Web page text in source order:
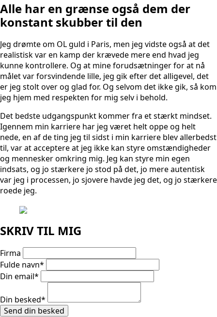
Alle har en grænse også dem der
konstant skubber til den
Jeg drømte om OL guld i Paris, men jeg vidste også at det
realistisk var en kamp der krævede mere end hvad jeg
kunne kontrollere. Og at mine forudsætninger for at nå
målet var forsvindende lille, jeg gik efter det alligevel, det
er jeg stolt over og glad for. Og selvom det ikke gik, så kom
jeg hjem med respekten for mig selv i behold.
Det bedste udgangspunkt kommer fra et stærkt mindset.
Igennem min karriere har jeg været helt oppe og helt
nede, en af de ting jeg til sidst i min karriere blev allerbedst
til, var at acceptere at jeg ikke kan styre omstændigheder
og mennesker omkring mig. Jeg kan styre min egen
indsats, og jo stærkere jo stod på det, jo mere autentisk
var jeg i processen, jo sjovere havde jeg det, og jo stærkere
roede jeg.
SKRIV TIL MIG
Firma
Fulde navn*
Din email*
Din besked*
Send din besked